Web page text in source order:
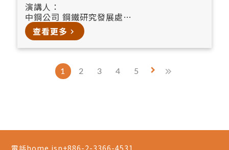
演講人：
中鋼公司 鋼鐵研究發展處
蔡明欽 博士
115.05.18上午10點20分~12點10分
查看更多 navigate_next
1 2 3 4 5 keyboard_arrow_right
電話home.jsp+886-2-3366-4531